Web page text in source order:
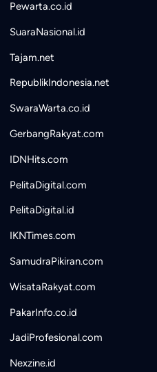
Pewarta.co.id
SuaraNasional.id
Tajam.net
RepublikIndonesia.net
SwaraWarta.co.id
GerbangRakyat.com
IDNHits.com
PelitaDigital.com
PelitaDigital.id
IKNTimes.com
SamudraPikiran.com
WisataRakyat.com
PakarInfo.co.id
JadiProfesional.com
Nexzine.id